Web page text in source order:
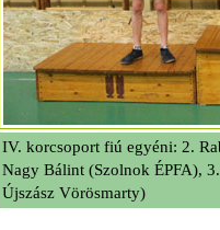
IV. korcsoport fiú egyéni: 2.
Nagy Bálint (Szolnok ÉPFA),
Újszász Vörösmarty)